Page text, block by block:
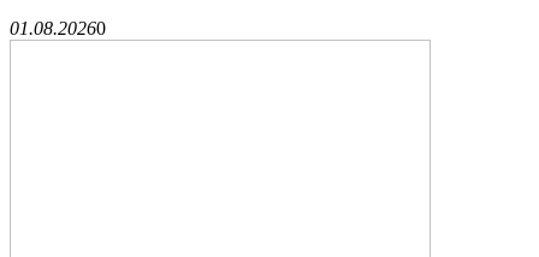
01.08.20260